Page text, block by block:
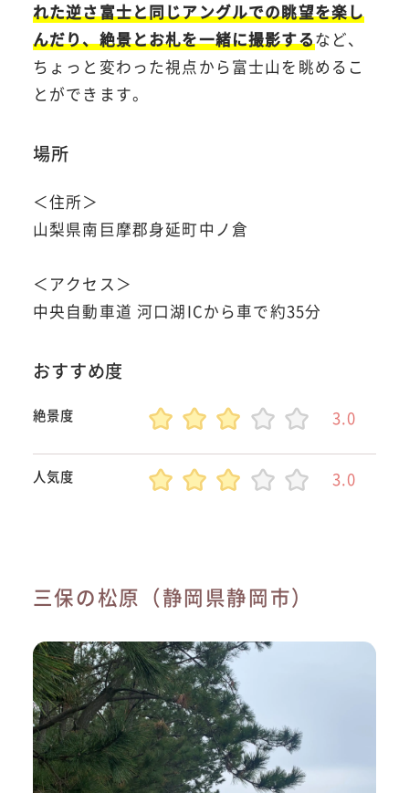
れた逆さ富士と同じアングルでの眺望を楽し
んだり、絶景とお札を一緒に撮影するなど、
ちょっと変わった視点から富士山を眺めるこ
とができます。
場所
＜住所＞
山梨県南巨摩郡身延町中ノ倉
＜アクセス＞
中央自動車道 河口湖ICから車で約35分
おすすめ度
絶景度 3.0
人気度 3.0
三保の松原（静岡県静岡市）